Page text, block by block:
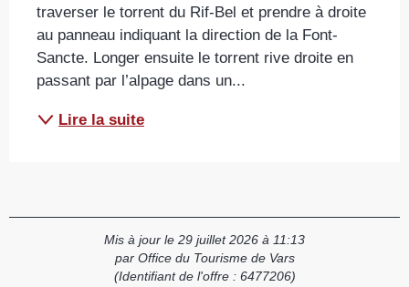
traverser le torrent du Rif-Bel et prendre à droite
au panneau indiquant la direction de la Font-
Sancte. Longer ensuite le torrent rive droite en
passant par l’alpage dans un...
Lire la suite
Mis à jour le 29 juillet 2026 à 11:13
par Office du Tourisme de Vars
(Identifiant de l'offre : 6477206)